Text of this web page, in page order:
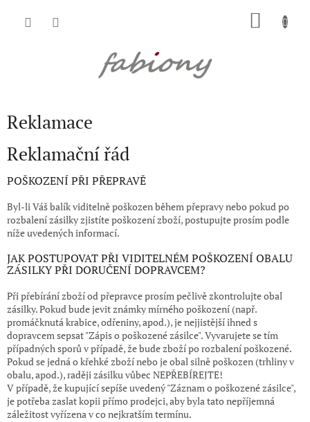
Reklamace
Reklamační řád
POŠKOZENÍ PŘI PŘEPRAVĚ
Byl-li Váš balík viditelně poškozen během přepravy nebo pokud po
rozbalení zásilky zjistíte poškození zboží, postupujte prosím podle
níže uvedených informací.
JAK POSTUPOVAT PŘI VIDITELNÉM POŠKOZENÍ OBALU
ZÁSILKY PŘI DORUČENÍ DOPRAVCEM?
Při přebírání zboží od přepravce prosím pečlivě zkontrolujte obal
zásilky. Pokud bude jevit známky mírného poškození (např.
promáčknutá krabice, odřeniny, apod.), je nejjistější ihned s
dopravcem sepsat "Zápis o poškozené zásilce". Vyvarujete se tím
případných sporů v případě, že bude zboží po rozbalení poškozené.
Pokud se jedná o křehké zboží nebo je obal silně poškozen (trhliny v
obalu, apod.), raději zásilku vůbec NEPŘEBÍREJTE!
V případě, že kupující sepíše uvedený "Záznam o poškozené zásilce",
je potřeba zaslat kopii přímo prodejci, aby byla tato nepříjemná
záležitost vyřízena v co nejkratším termínu.